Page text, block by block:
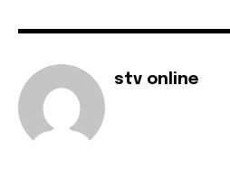
stv online